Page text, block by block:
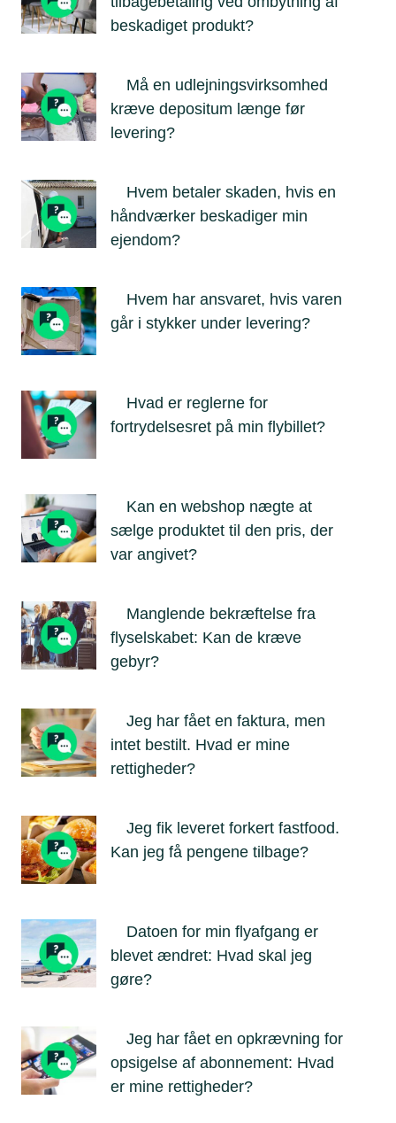
beskadiget produkt?
Må en udlejningsvirksomhed
kræve depositum længe før
levering?
Hvem betaler skaden, hvis en
håndværker beskadiger min
ejendom?
Hvem har ansvaret, hvis varen
går i stykker under levering?
Hvad er reglerne for
fortrydelsesret på min flybillet?
Kan en webshop nægte at
sælge produktet til den pris, der
var angivet?
Manglende bekræftelse fra
flyselskabet: Kan de kræve
gebyr?
Jeg har fået en faktura, men
intet bestilt. Hvad er mine
rettigheder?
Jeg fik leveret forkert fastfood.
Kan jeg få pengene tilbage?
Datoen for min flyafgang er
blevet ændret: Hvad skal jeg
gøre?
Jeg har fået en opkrævning for
opsigelse af abonnement: Hvad
er mine rettigheder?